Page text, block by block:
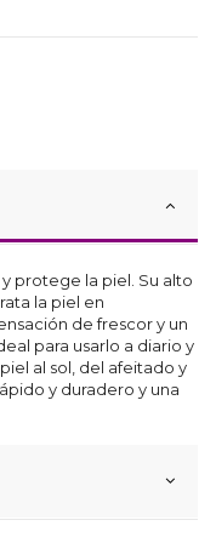
protege la piel. Su alto
la piel en
de frescor y un
para usarlo a diario y
al sol, del afeitado y
y duradero y una